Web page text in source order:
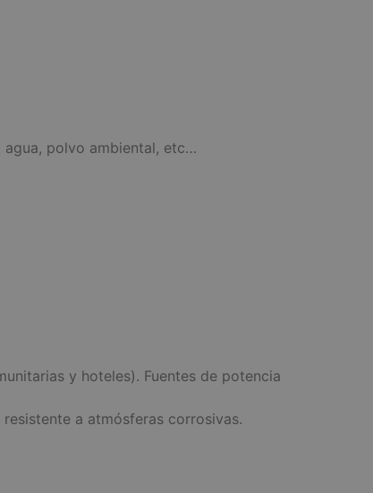
polvo ambiental, etc…
y hoteles). Fuentes de potencia
a atmósferas corrosivas.